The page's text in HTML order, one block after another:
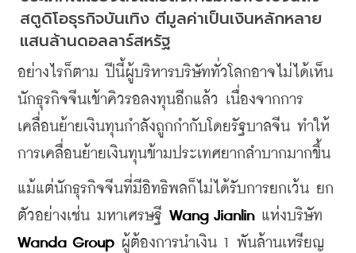
สตูดิโอธุรกิจบันเทิง ตีมูลค่าเป็นเงินหลักหลาย
แสนล้านดอลลาร์สหรัฐ
อย่างไรก็ตาม ปีนี้ผู้บริหารบริษัททั่วโลกอาจไม่ได้เห็น
นักธุรกิจจีนเข้าคิวรอลงทุนอีกแล้ว เนื่องจากการ
เคลื่อนย้ายเงินทุนกำลังถูกกำกับโดยรัฐบาลจีน ทำให้
การเคลื่อนย้ายเงินทุนข้ามประเทศยากลำบากมากขึ้น
แม้แต่นักธุรกิจจีนที่มีอิทธิพลก็ไม่ได้รับการยกเว้น ยก
ตัวอย่างเช่น มหาเศรษฐี Wang Jianlin
Wanda Group ผู้ต้องการนำเงิน 1 พันล้านเหรียญ